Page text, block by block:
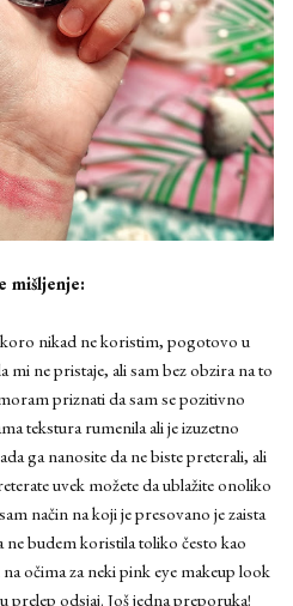
mišljenje:
nikad ne koristim, pogotovo u
ne pristaje, ali sam bez obzira na to
priznati da sam se pozitivno
tekstura rumenila ali je izuzetno
ga nanosite da ne biste preterali, ali
uvek možete da ublažite onoliko
način na koji je presovano je zaista
ne budem koristila toliko često kao
očima za neki pink eye makeup look
prelep odsjaj. Još jedna preporuka!